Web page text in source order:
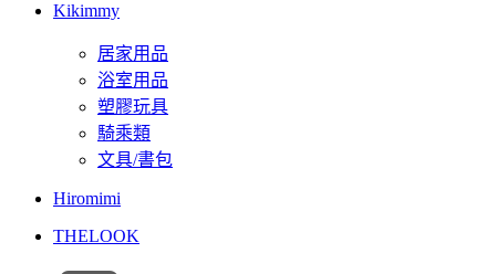
Kikimmy
居家用品
浴室用品
塑膠玩具
騎乘類
文具/書包
Hiromimi
THELOOK